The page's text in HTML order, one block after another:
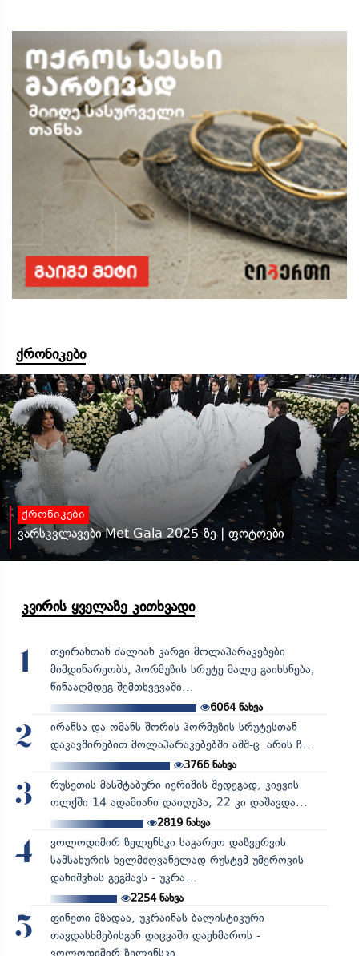
ქრონიკები
ქრონიკები
ვარსკვლავები Met Gala 2025-ზე | ფოტოები
კვირის ყველაზე კითხვადი
1
თეირანთან ძალიან კარგი მოლაპარაკებები
მიმდინარეობს, ჰორმუზის სრუტე მალე გაიხსნება,
წინააღმდეგ შემთხვევაში...
6064ნახვა
2
ირანსა და ომანს შორის ჰორმუზის სრუტესთან
დაკავშირებით მოლაპარაკებებში აშშ-ც არის ჩ...
3766ნახვა
3
რუსეთის მასშტაბური იერიშის შედეგად, კიევის
ოლქში 14 ადამიანი დაიღუპა, 22 კი დაშავდა...
2819ნახვა
4
ვოლოდიმირ ზელენსკი საგარეო დაზვერვის
სამსახურის ხელმძღვანელად რუსტემ უმეროვის
დანიშვნას გეგმავს - უკრა...
2254ნახვა
5
ფინეთი მზადაა, უკრაინას ბალისტიკური
თავდასხმებისგან დაცვაში დაეხმაროს -
ვოლოდიმირ ზელენსკი...